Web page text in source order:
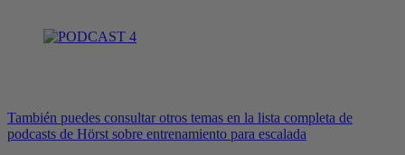
También puedes consultar otros temas en la lista completa de
podcasts de Hörst sobre entrenamiento para escalada